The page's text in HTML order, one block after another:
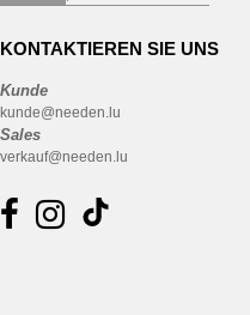
KONTAKTIEREN SIE UNS
Kunde
kunde@needen.lu
Sales
verkauf@needen.lu